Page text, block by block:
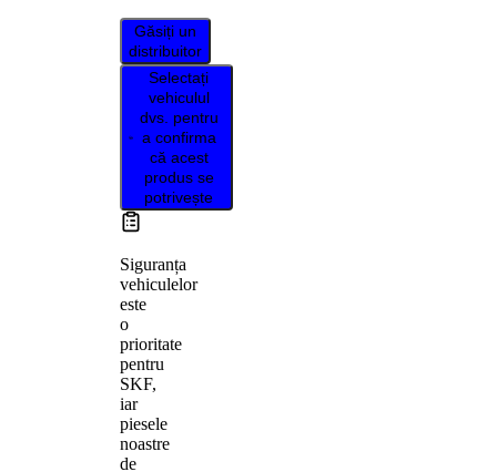
Găsiți un
distribuitor
Selectați
vehiculul
dvs. pentru
a confirma
că acest
produs se
potrivește
Siguranța
vehiculelor
este
o
prioritate
pentru
SKF,
iar
piesele
noastre
de